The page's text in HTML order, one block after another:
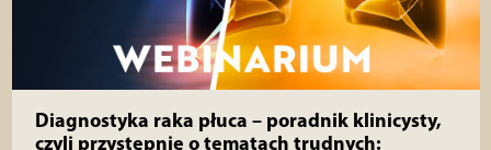
Diagnostyka raka płuca – poradnik klinicysty,
czyli przystępnie o tematach trudnych: